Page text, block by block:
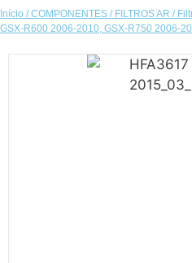
Início /COMPONENTES / FILTROS AR /
GSX-R600 2006-2010, GSX-R750 2006-